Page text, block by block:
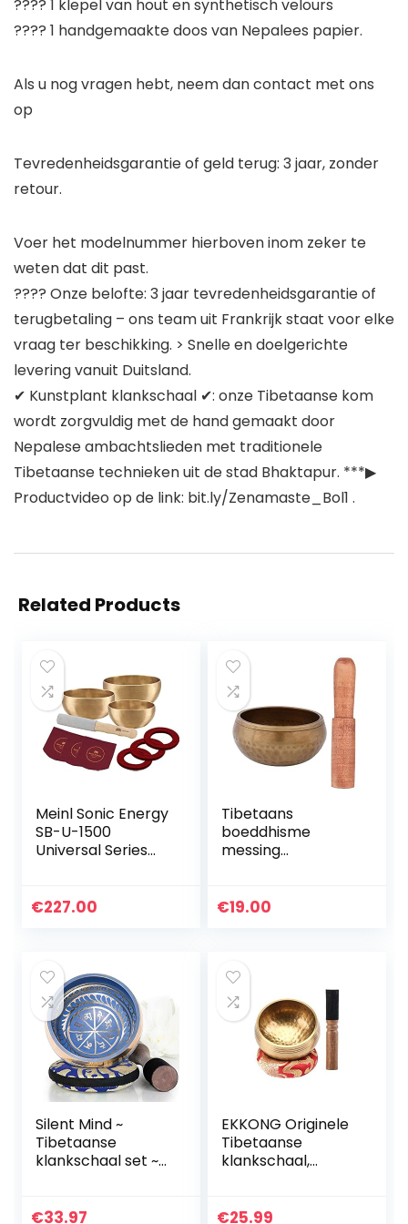
???? 1 klepel van hout en synthetisch velours
???? 1 handgemaakte doos van Nepalees papier.
Als u nog vragen hebt, neem dan contact met ons
op
Tevredenheidsgarantie of geld terug: 3 jaar, zonder
retour.
Voer het modelnummer hierboven inom zeker te
weten dat dit past.
???? Onze belofte: 3 jaar tevredenheidsgarantie of
terugbetaling – ons team uit Frankrijk staat voor elke
vraag ter beschikking. > Snelle en doelgerichte
levering vanuit Duitsland.
✔ Kunstplant klankschaal ✔: onze Tibetaanse kom
wordt zorgvuldig met de hand gemaakt door
Nepalese ambachtslieden met traditionele
Tibetaanse technieken uit de stad Bhaktapur. ***▶
Productvideo op de link: bit.ly/Zenamaste_Bol1 .
Related Products
Meinl Sonic Energy
SB-U-1500
Universal Series
€227.00
Tibetaans
boeddhisme
messing
genezing
€19.00
Silent Mind ~
Tibetaanse
klankschaal set ~
kussentje ~
€33.97
EKKONG Originele
Tibetaanse
klankschaal,
klankschalen met
€25.99